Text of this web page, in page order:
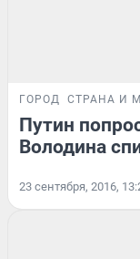
ГОРОД СТРАНА И
Путин
Володина
23 сентября, 2016,